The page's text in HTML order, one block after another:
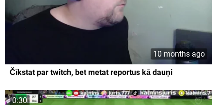
10 months ago
Čīkstat par twitch, bet metat reportus kā dauņi
0:30